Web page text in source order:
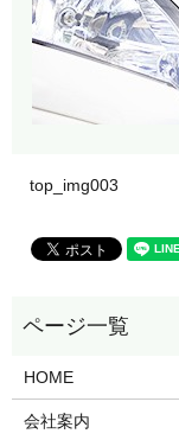
top_img003
HOME
会社案内